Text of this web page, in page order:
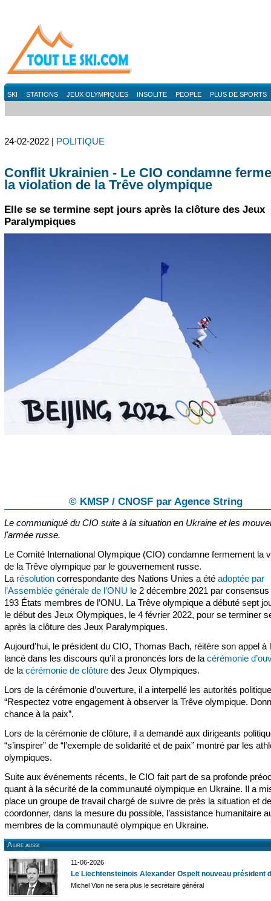
SKI STATIONS JEUX OLYMPIQUES INSOLITE PEOPLE PLUS DE SPORTS
24-02-2022 | POLITIQUE
Conflit Ukrainien - Le CIO condamne
la violation de la Trêve olympique
Elle se se termine sept jours après la clôture des Jeux
Paralympiques
© KMSP / CNOSF par Agence String
Le communiqué du CIO suite à la situation en Ukraine et les
l'armée russe.
Le Comité International Olympique (CIO) condamne fermement la
de la Trêve olympique par le gouvernement russe.
La résolution correspondante des Nations Unies a été adoptée par
l’Assemblée générale de l’ONU le 2 décembre 2021 par
193 États membres de l’ONU. La Trêve olympique a débuté sept
le début des Jeux Olympiques, le 4 février 2022, pour se terminer
après la clôture des Jeux Paralympiques.
Aujourd’hui, le président du CIO, Thomas Bach, réitère son appel à
lancé dans les discours qu’il a prononcés lors de la cérémonie
de la cérémonie de clôture des Jeux Olympiques.
Lors de la cérémonie d’ouverture, il a interpellé les autorités
“Respectez votre engagement à observer la Trêve olympique.
chance à la paix”.
Lors de la cérémonie de clôture, il a demandé aux dirigeants
“s’inspirer” de “l’exemple de solidarité et de paix” montré par les
olympiques.
Suite aux événements récents, le CIO fait part de sa profonde
quant à la sécurité de la communauté olympique en Ukraine. Il a
place un groupe de travail chargé de suivre de près la situation et de
coordonner, dans la mesure du possible, l’assistance humanitaire
membres de la communauté olympique en Ukraine.
A lire aussi
11-06-2026
Le Liechtensteinois Alexander Ospelt nouveau président
Michel Vion ne sera plus le secretaire général